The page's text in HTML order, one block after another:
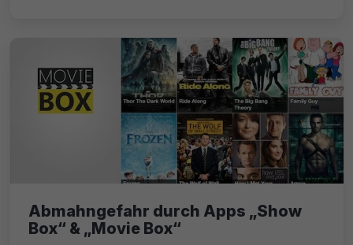
Abmahngefahr durch Apps „Show
Box“ & „Movie Box“